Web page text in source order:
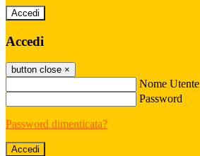
Accedi
Accedi
button close ×
Nome Utente
Password
Password dimenticata?